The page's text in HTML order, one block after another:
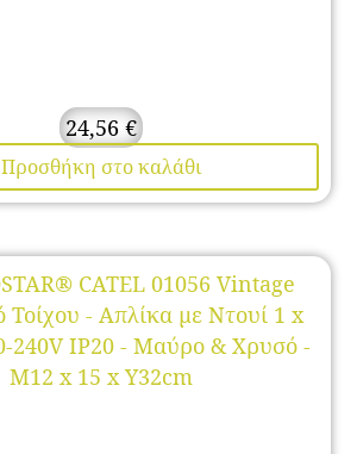
24,56 €
Προσθήκη στο καλάθι